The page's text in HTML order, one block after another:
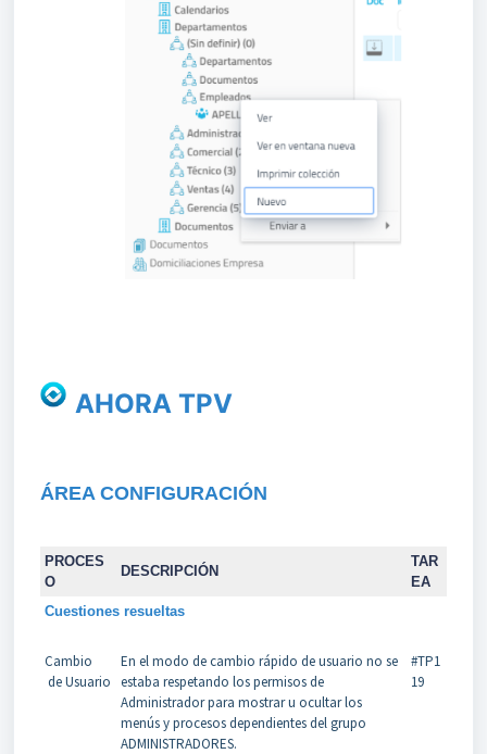
AHORA TPV
ÁREA CONFIGURACIÓN
PROCES
O
DESCRIPCIÓN
TAR
EA
Cuestiones resueltas
Cambio
de Usuario
En el modo de cambio rápido de usuario no se
estaba respetando los permisos de
Administrador para mostrar u ocultar los
menús y procesos dependientes del grupo
ADMINISTRADORES.
#TP1
19